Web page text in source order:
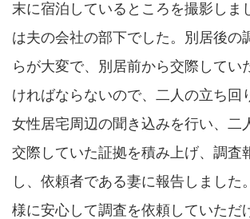
末に宿泊しているところを撮影しま
は夫の会社の部下でした。別居後の
らが大変で、別居前から交際してい
ければならないので、二人の立ち回
女性居宅周辺の聞き込みを行い、二
交際していた証拠を積み上げ、調査
し、依頼者である妻に報告しました
様に安心して調査を依頼していただ